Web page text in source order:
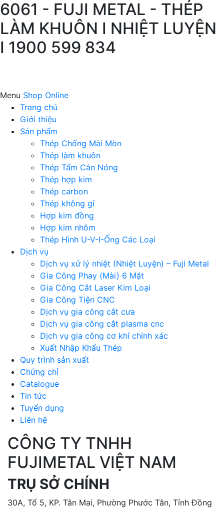
6061 - FUJI METAL - THÉP
LÀM KHUÔN I NHIỆT LUYỆN
I 1900 599 834
Menu Shop Online
Trang chủ
Giới thiệu
Sản phẩm
Thép Chống Mài Mòn
Thép làm khuôn
Thép Tấm Cán Nóng
Thép hợp kim
Thép carbon
Thép không gỉ
Hợp kim đồng
Hợp kim nhôm
Thép Hình U-V-I-Ống Các Loại
Dịch vụ
Dịch vụ xử lý nhiệt (Nhiệt Luyện) – Fuji Metal
Gia Công Phay (Mài) 6 Mặt
Gia Công Cắt Laser Kim Loại
Gia Công Tiện CNC
Dịch vụ gia công cắt cưa
Dịch vụ gia công cắt plasma cnc
Dịch vụ gia công cơ khí chính xác
Xuất Nhập Khẩu Thép
Quy trình sản xuất
Chứng chỉ
Catalogue
Tin tức
Tuyển dụng
Liên hệ
CÔNG TY TNHH
FUJIMETAL VIỆT NAM
TRỤ SỞ CHÍNH
30A, Tổ 5, KP. Tân Mai, Phường Phước Tân, Tỉnh Đồng